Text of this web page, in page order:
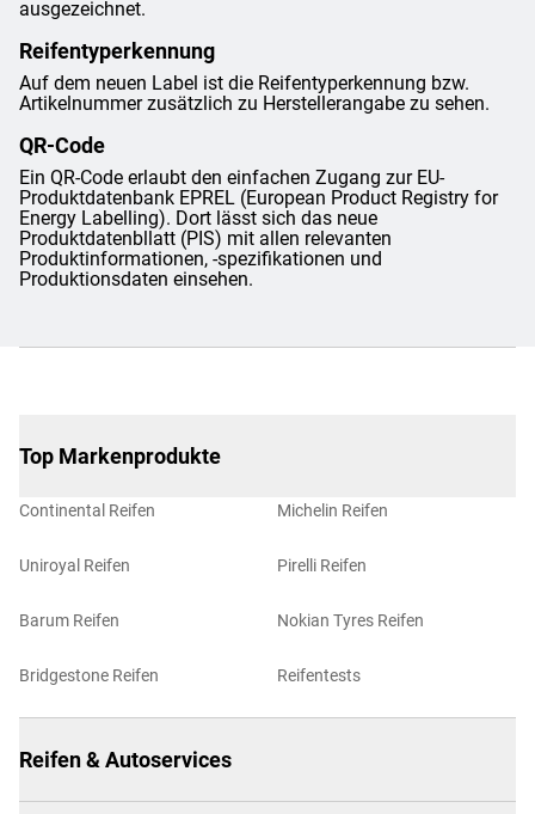
ausgezeichnet.
Reifentyperkennung
Auf dem neuen Label ist die Reifentyperkennung bzw.
Artikelnummer zusätzlich zu Herstellerangabe zu sehen.
QR-Code
Ein QR-Code erlaubt den einfachen Zugang zur EU-
Produktdatenbank EPREL (European Product Registry for
Energy Labelling). Dort lässt sich das neue
Produktdatenbllatt (PIS) mit allen relevanten
Produktinformationen, -spezifikationen und
Produktionsdaten einsehen.
Top Markenprodukte
Continental Reifen
Uniroyal Reifen
Barum Reifen
Bridgestone Reifen
Michelin Reifen
Pirelli Reifen
Nokian Tyres Reifen
Reifentests
Reifen & Autoservices